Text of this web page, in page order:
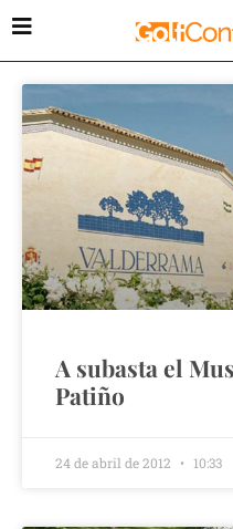
A subasta el
Patiño
24 de abril de 2012 10:33